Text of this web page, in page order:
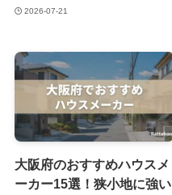
2026-07-21
大阪府のおすすめハウスメ
ーカー15選！狭小地に強い